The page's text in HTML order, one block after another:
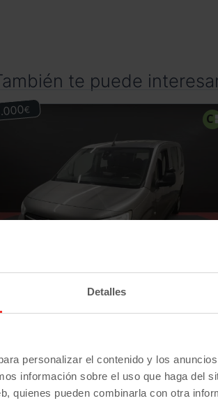
Detalles
personalizar el contenido y los
información sobre el uso que haga del
quienes pueden combinarla con otra
te puede
Plan Pive
268€/mes
€